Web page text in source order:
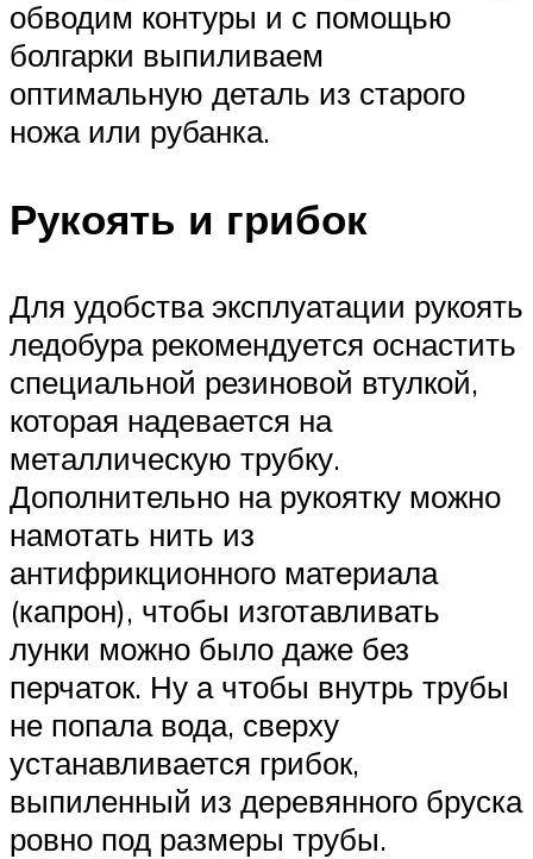
обводим контуры и с помощью
болгарки выпиливаем
оптимальную деталь из старого
ножа или рубанка.
Рукоять и грибок
Для удобства эксплуатации рукоять
ледобура рекомендуется оснастить
специальной резиновой втулкой,
которая надевается на
металлическую трубку.
Дополнительно на рукоятку можно
намотать нить из
антифрикционного материала
(капрон), чтобы изготавливать
лунки можно было даже без
перчаток. Ну а чтобы внутрь трубы
не попала вода, сверху
устанавливается грибок,
выпиленный из деревянного бруска
ровно под размеры трубы.